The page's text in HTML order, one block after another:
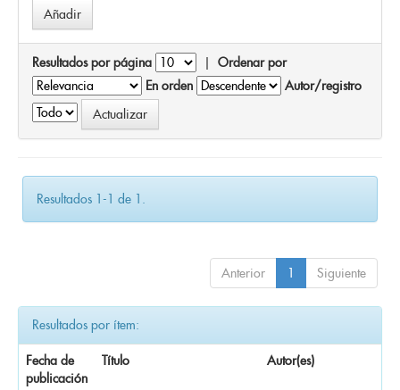
Resultados por página | Ordenar por
En orden
Autor/registro
Resultados 1-1 de 1.
Anterior 1 Siguiente
Resultados por ítem:
Fecha de
publicación
Título Autor(es)